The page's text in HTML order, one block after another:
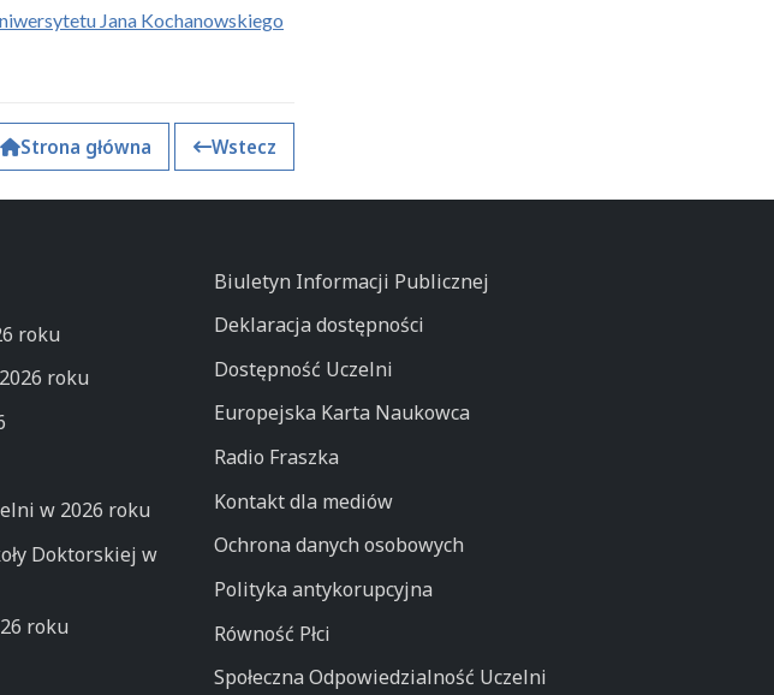
Jana Kochanowskiego
Strona główna Wstecz
roku
roku
w 2026 roku
Doktorskiej w
roku
Biuletyn Informacji Publicznej
Deklaracja dostępności
Dostępność Uczelni
Europejska Karta Naukowca
Radio Fraszka
Kontakt dla mediów
Ochrona danych osobowych
Polityka antykorupcyjna
Równość Płci
Społeczna Odpowiedzialność Uczelni